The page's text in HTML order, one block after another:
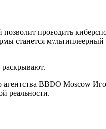
проводить
станется
агентства BBDO Moscow
реальности.